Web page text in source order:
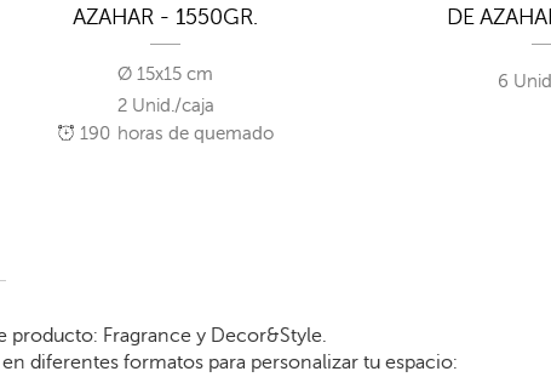
AZAHAR - 1550GR.
Ø 15x15 cm
2 Unid./caja
190 horas de quemado
DE
6
Fragrance y Decor&Style.
diferentes formatos para personalizar tu espacio: